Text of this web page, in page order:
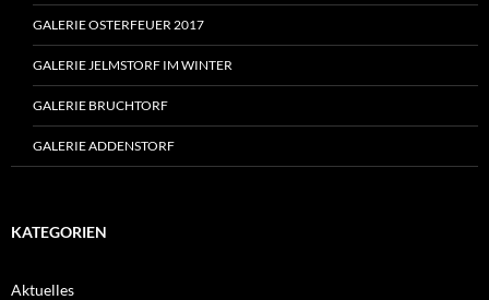
GALERIE OSTERFEUER 2017
GALERIE JELMSTORF IM WINTER
GALERIE BRUCHTORF
GALERIE ADDENSTORF
KATEGORIEN
Aktuelles